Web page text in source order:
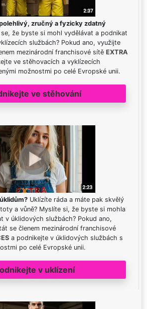
zručný a fyzicky zdatný
se, že byste si mohl vydělávat a podnikat
službách? Pokud ano, využijte
mezinárodní franchisové sítě EXTRA
ve stěhovacích a vyklízecích
možnostmi po celé Evropské unii.
ve stěhování
Uklízíte ráda a máte pak skvělý
a vůně? Myslíte si, že byste si mohla
v úklidových službách? Pokud ano,
se členem mezinárodní franchisové
a podnikejte v úklidových službách s
po celé Evropské unii.
v uklízení